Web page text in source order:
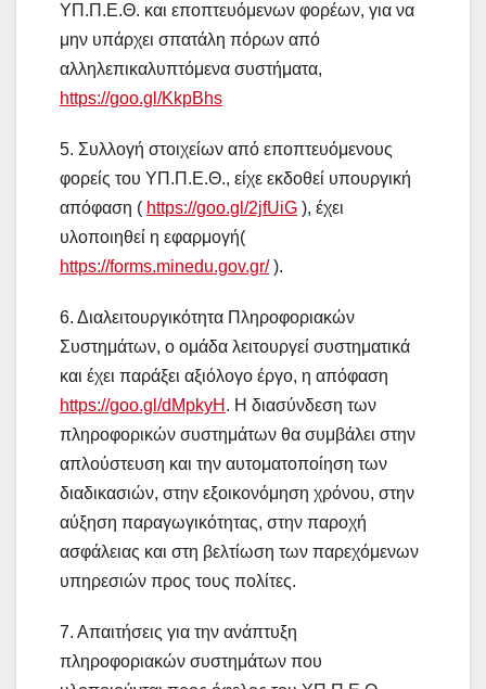
ΥΠ.Π.Ε.Θ. και εποπτευόμενων φορέων, για να
μην υπάρχει σπατάλη πόρων από
αλληλεπικαλυπτόμενα συστήματα,
https://goo.gl/KkpBhs
5. Συλλογή στοιχείων από εποπτευόμενους
φορείς του ΥΠ.Π.Ε.Θ., είχε εκδοθεί υπουργική
απόφαση ( https://goo.gl/2jfUiG ), έχει
υλοποιηθεί η εφαρμογή(
https://forms.minedu.gov.gr/).
6. Διαλειτουργικότητα Πληροφοριακών
Συστημάτων, ο ομάδα λειτουργεί συστηματικά
και έχει παράξει αξιόλογο έργο, η απόφαση
https://goo.gl/dMpkyH . Η διασύνδεση των
πληροφορικών συστημάτων θα συμβάλει στην
απλούστευση και την αυτοματοποίηση των
διαδικασιών, στην εξοικονόμηση χρόνου, στην
αύξηση παραγωγικότητας, στην παροχή
ασφάλειας και στη βελτίωση των παρεχόμενων
υπηρεσιών προς τους πολίτες.
7. Απαιτήσεις για την ανάπτυξη
πληροφοριακών συστημάτων που